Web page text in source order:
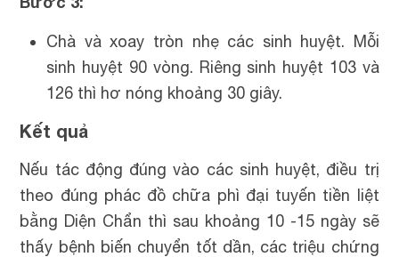
Chà và xoay tròn nhẹ các sinh huyệt. Mỗi
sinh huyệt 90 vòng. Riêng sinh huyệt 103 và
126 thì hơ nóng khoảng 30 giây.
Kết quả
Nếu tác động đúng vào các sinh huyệt, điều trị
theo đúng phác đồ chữa phì đại tuyến tiền liệt
bằng Diện Chẩn thì sau khoảng 10 -15 ngày sẽ
thấy bệnh biến chuyển tốt dần, các triệu chứng